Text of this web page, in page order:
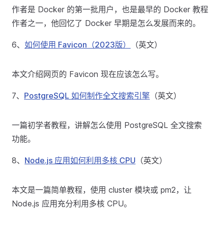
作者是 Docker 的第一批用户，也是最早的 Docker 教程
作者之一，他回忆了 Docker 早期是怎么发展而来的。
6、 如何使用 Favicon（2023版） （英文）
本文介绍网页的 Favicon 现在应该怎么写。
7、 PostgreSQL 如何制作全文搜索引擎 （英文）
一篇初学者教程，讲解怎么使用 PostgreSQL 全文搜索
功能。
8、 Node.js 应用如何利用多核 CPU （英文）
本文是一篇简单教程，使用 cluster 模块或 pm2，让
Node.js 应用充分利用多核 CPU。